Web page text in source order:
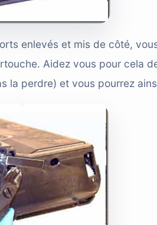
enlevés et mis de côté,
Aidez vous pour cela
la perdre) et vous pourrez